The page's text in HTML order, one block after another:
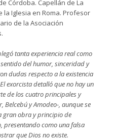
Córdoba. Capellán de La
la Iglesia en Roma. Profesor
de la Asociación
tanta experiencia real como
del humor, sinceridad y
dudas respecto a la existencia
exorcista detalló que no hay un
de los cuatro principales y
Belcebú y Amodeo-, aunque se
gran obra y principio de
presentando como una falsa
que Dios no existe.